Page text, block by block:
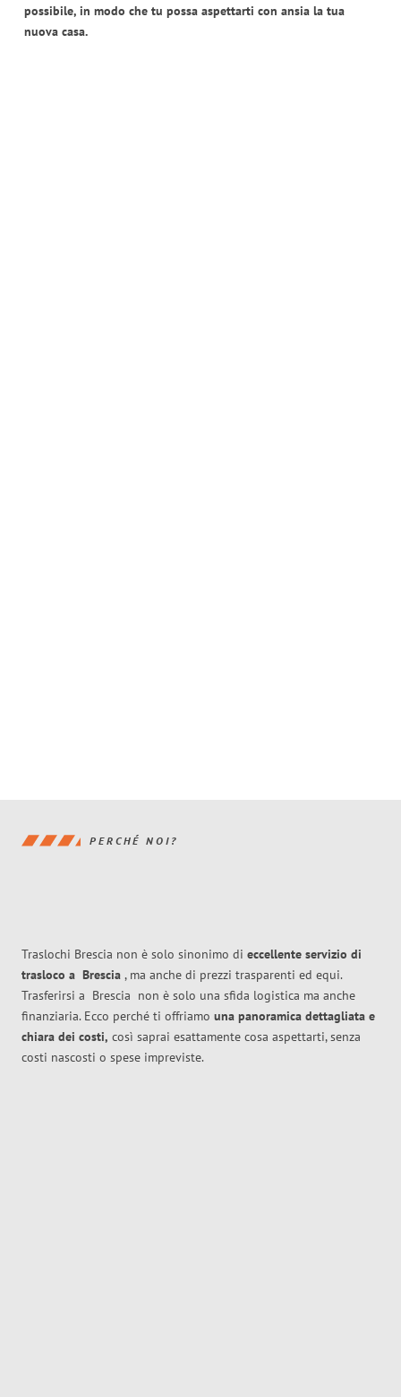
possibile, in modo che tu possa aspettarti con ansia la tua
nuova casa.
PERCHÉ NOI?
Traslochi Brescia non è solo sinonimo di eccellente servizio di
trasloco a Brescia , ma anche di prezzi trasparenti ed equi.
Trasferirsi a Brescia non è solo una sfida logistica ma anche
finanziaria. Ecco perché ti offriamo una panoramica dettagliata e
chiara dei costi, così saprai esattamente cosa aspettarti, senza
costi nascosti o spese impreviste.